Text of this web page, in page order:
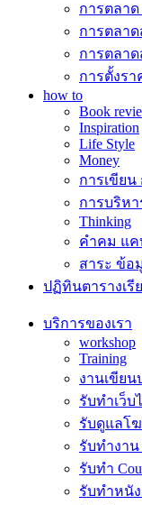
การตลาด
การตลา
การตลา
การตั้งรา
how to
Book
Inspiration
Life Style
Money
การเขียน
การบริห
Thinking
คำคม แ
สาระ ข้อ
ปฏิทินตารางเรี
บริการของเรา
workshop
Training
งานเขียน
รับทำเว็บ
รับดูแลโ
รับทำงาน
รับทำ
รับทำหนั